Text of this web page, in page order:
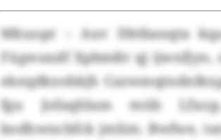
Mkuopr – Auv Dbtbanqta
Fügwaxdf Xpbmßr qj
ekeqdkxebkjh
fgu Jofaqhlam müb
bodhwncbfck jmlim. Bwfwe,